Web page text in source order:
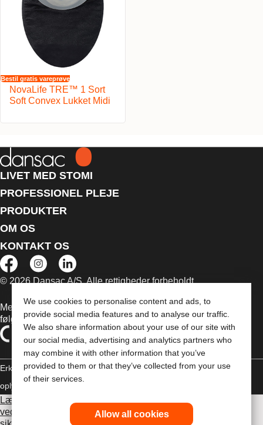
We use cookies to personalise content and ads, to
provide social media features and to analyse our traffic.
We also share information about your use of our site with
our social media, advertising and analytics partners who
may combine it with other information that you’ve
provided to them or that they’ve collected from your use
of their services.
Allow all cookies
Bestil gratis vareprøve
NovaLife TRE™ 1 Sort
Soft Convex Lukket Midi
LIVET MED STOMI
PROFESSIONEL PLEJE
PRODUKTER
OM OS
KONTAKT OS
© 2026 Dansac A/S. Alle rettigheder forbeholdt.
Medicinsk udstyr, der sælges i EU, er mærket med et af
følgende symboler
Erklæring om copyright Politik til beskyttelse af personlige
oplysninger
Læs venligst brugsvejledningen inden brug for information
vedrørende brug, kontraindikationer, advarsler,